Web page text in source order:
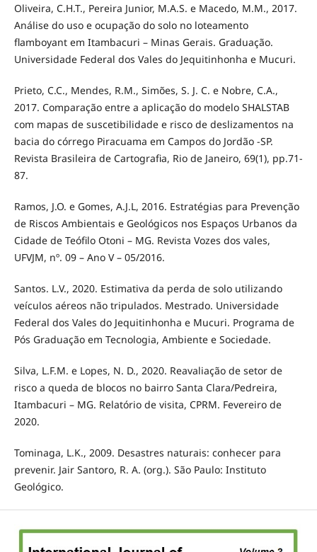
Oliveira, C.H.T., Pereira Junior, M.A.S. e Macedo, M.M., 2017.
Análise do uso e ocupação do solo no loteamento
flamboyant em Itambacuri – Minas Gerais. Graduação.
Universidade Federal dos Vales do Jequitinhonha e Mucuri.
Prieto, C.C., Mendes, R.M., Simões, S. J. C. e Nobre, C.A.,
2017. Comparação entre a aplicação do modelo SHALSTAB
com mapas de suscetibilidade e risco de deslizamentos na
bacia do córrego Piracuama em Campos do Jordão -SP.
Revista Brasileira de Cartografia, Rio de Janeiro, 69(1), pp.71-
87.
Ramos, J.O. e Gomes, A.J.L, 2016. Estratégias para Prevenção
de Riscos Ambientais e Geológicos nos Espaços Urbanos da
Cidade de Teófilo Otoni – MG. Revista Vozes dos vales,
UFVJM, nº. 09 – Ano V – 05/2016.
Santos. L.V., 2020. Estimativa da perda de solo utilizando
veículos aéreos não tripulados. Mestrado. Universidade
Federal dos Vales do Jequitinhonha e Mucuri. Programa de
Pós Graduação em Tecnologia, Ambiente e Sociedade.
Silva, L.F.M. e Lopes, N. D., 2020. Reavaliação de setor de
risco a queda de blocos no bairro Santa Clara/Pedreira,
Itambacuri – MG. Relatório de visita, CPRM. Fevereiro de
2020.
Tominaga, L.K., 2009. Desastres naturais: conhecer para
prevenir. Jair Santoro, R. A. (org.). São Paulo: Instituto
Geológico.